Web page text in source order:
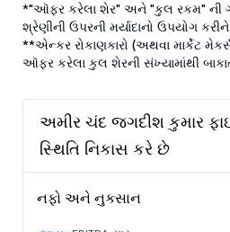
*"ઑફર કરેલા શેર" અને "કુલ રકમ" ની
શ્રેણીની ઉપરની મર્યાદાનો ઉપયોગ
**એન્કર રોકાણકારો (અથવા માર્કેટ
ઑફર કરેલા કુલ શેરની સંખ્યામાંથી
અમીર ચંદ જગદીશ કુમાર
સ્થિતિ નિકાસ કરે છે
નફો અને નુકસાન